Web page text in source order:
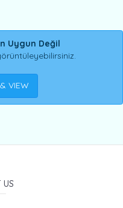
Uygun Değil
VIEW
US